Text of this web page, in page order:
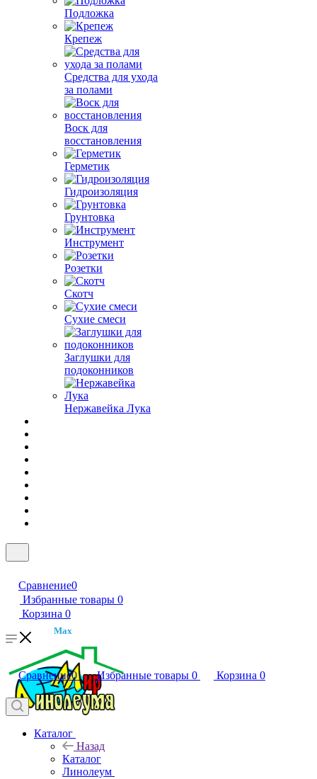
Подложка
Крепеж
Средства для ухода
за полами
Воск для
восстановления
Герметик
Гидроизоляция
Грунтовка
Инструмент
Розетки
Скотч
Сухие смеси
Заглушки для
подоконников
Нержавейка Лука
Сравнение0
Избранные товары 0
Корзина 0
Max
Сравнение0 Избранные товары 0 Корзина 0
Каталог
Назад
Каталог
Линолеум